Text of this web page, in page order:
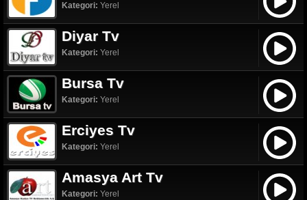
Kategori: Yerel
Diyar Tv
Kategori: Yerel
Bursa Tv
Kategori: Yerel
Erciyes Tv
Kategori: Yerel
Amasya Art Tv
Kategori: Yerel